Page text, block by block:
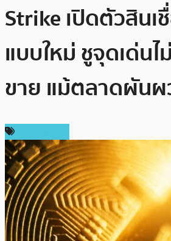
Strike เปิดตัวสินเ
แบบใหม่ ชูจุดเด่น
ขาย แม้ตลาดผัน